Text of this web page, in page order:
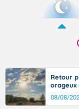
Retour
orageux
08/08/